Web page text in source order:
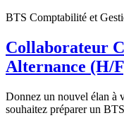
BTS Comptabilité et
Collaborateur
Alternance (H/
Donnez un nouvel élan à
souhaitez préparer un